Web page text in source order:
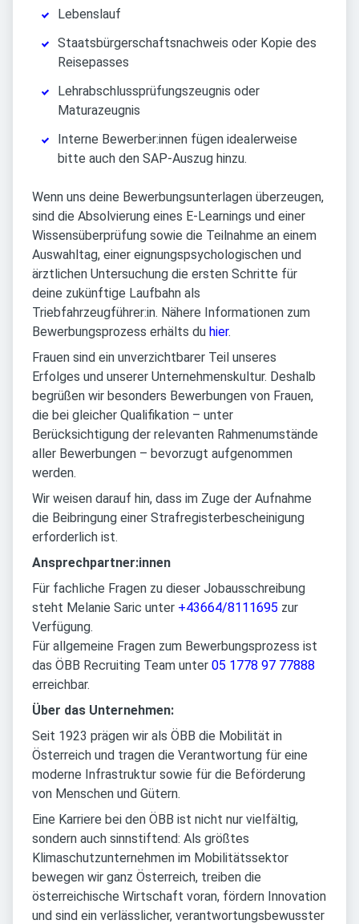
Lebenslauf
Staatsbürgerschaftsnachweis oder Kopie des
Reisepasses
Lehrabschlussprüfungszeugnis oder
Maturazeugnis
Interne Bewerber:innen fügen idealerweise
bitte auch den SAP-Auszug hinzu.
Wenn uns deine Bewerbungsunterlagen überzeugen,
sind die Absolvierung eines E-Learnings und einer
Wissensüberprüfung sowie die Teilnahme an einem
Auswahltag, einer eignungspsychologischen und
ärztlichen Untersuchung die ersten Schritte für
deine zukünftige Laufbahn als
Triebfahrzeugführer:in. Nähere Informationen zum
Bewerbungsprozess erhälts du hier.
Frauen sind ein unverzichtbarer Teil unseres
Erfolges und unserer Unternehmenskultur. Deshalb
begrüßen wir besonders Bewerbungen von Frauen,
die bei gleicher Qualifikation – unter
Berücksichtigung der relevanten Rahmenumstände
aller Bewerbungen – bevorzugt aufgenommen
werden.
Wir weisen darauf hin, dass im Zuge der Aufnahme
die Beibringung einer Strafregisterbescheinigung
erforderlich ist.
Ansprechpartner:innen
Für fachliche Fragen zu dieser Jobausschreibung
steht Melanie Saric unter +43664/8111695 zur
Verfügung.
Für allgemeine Fragen zum Bewerbungsprozess ist
das ÖBB Recruiting Team unter 05 1778 97 77888
erreichbar.
Über das Unternehmen:
Seit 1923 prägen wir als ÖBB die Mobilität in
Österreich und tragen die Verantwortung für eine
moderne Infrastruktur sowie für die Beförderung
von Menschen und Gütern.
Eine Karriere bei den ÖBB ist nicht nur vielfältig,
sondern auch sinnstiftend: Als größtes
Klimaschutzunternehmen im Mobilitätssektor
bewegen wir ganz Österreich, treiben die
österreichische Wirtschaft voran, fördern Innovation
und sind ein verlässlicher, verantwortungsbewusster